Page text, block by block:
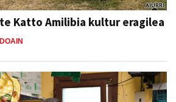
Katto Amilibia kultur eragilea